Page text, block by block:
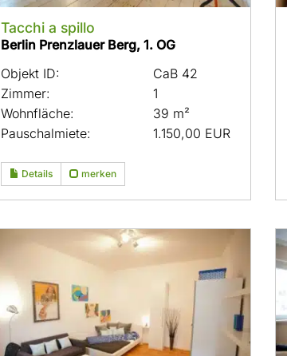
Tacchi a spillo
Berlin Prenzlauer Berg, 1. OG
Objekt ID:
CaB 42
Zimmer:
1
Wohnfläche:
39 m²
Pauschalmiete:
1.150,00 EUR
Details merken